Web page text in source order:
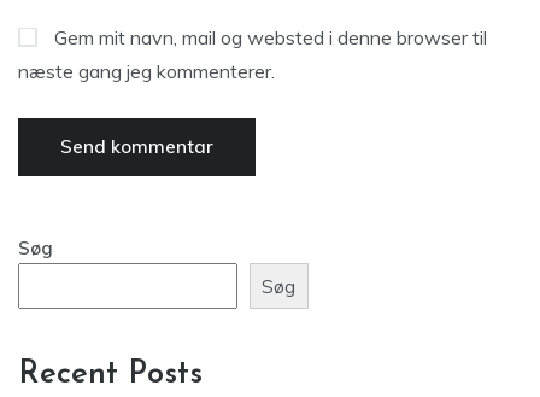
Gem mit navn, mail og websted i denne browser til
næste gang jeg kommenterer.
Søg
Søg
Recent Posts